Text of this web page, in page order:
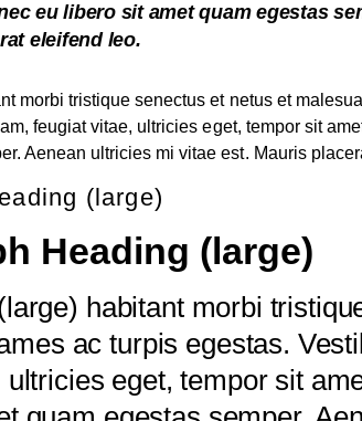
eu libero sit amet quam egestas
eleifend leo.
morbi tristique senectus et netus et
feugiat vitae, ultricies eget, tempor sit
Aenean ultricies mi vitae est. Mauris
(large)
Heading (large)
habitant morbi
ac turpis egestas.
eget, tempor sit